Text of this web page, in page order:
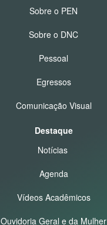
Sobre o PEN
Sobre o DNC
Pessoal
Egressos
Comunicação Visual
Destaque
Notícias
Agenda
Vídeos Acadêmicos
Ouvidoria Geral e da Mulher